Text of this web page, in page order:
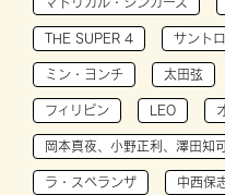
THE SUPER 4 サント
ミン・ヨンチ 太田弦
フィリピン LEO
岡本真夜、小野正利、澤田知
ラ・スペランザ 中西保